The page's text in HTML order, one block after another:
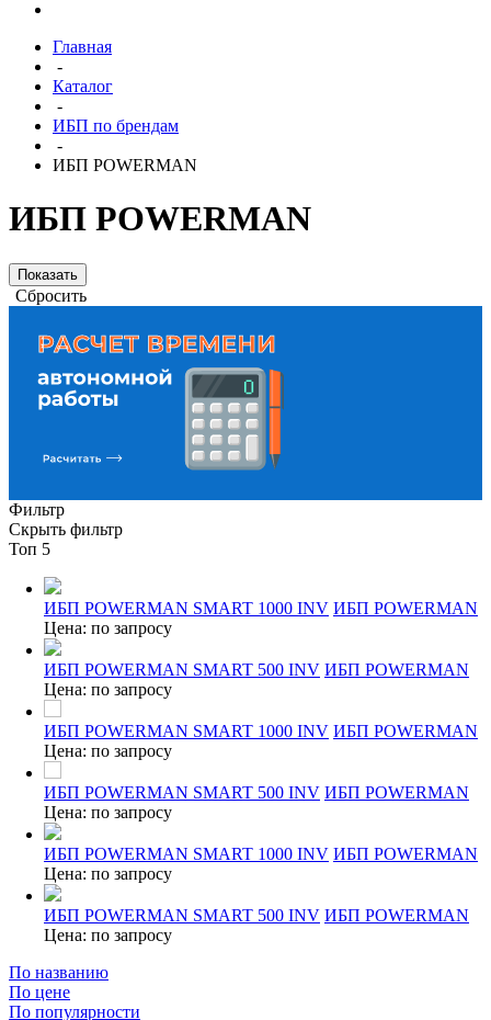
Главная
-
Каталог
-
ИБП по брендам
-
ИБП POWERMAN
ИБП POWERMAN
Сбросить
Фильтр
Скрыть фильтр
Топ 5
ИБП POWERMAN SMART 1000 INV ИБП POWERMAN
Цена: по запросу
ИБП POWERMAN SMART 500 INV ИБП POWERMAN
Цена: по запросу
ИБП POWERMAN SMART 1000 INV ИБП POWERMAN
Цена: по запросу
ИБП POWERMAN SMART 500 INV ИБП POWERMAN
Цена: по запросу
ИБП POWERMAN SMART 1000 INV ИБП POWERMAN
Цена: по запросу
ИБП POWERMAN SMART 500 INV ИБП POWERMAN
Цена: по запросу
По названию
По цене
По популярности